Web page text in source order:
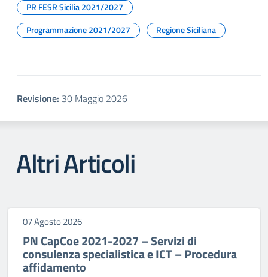
PR FESR Sicilia 2021/2027
Programmazione 2021/2027
Regione Siciliana
Revisione: 30 Maggio 2026
Altri Articoli
07 Agosto 2026
PN CapCoe 2021-2027 – Servizi di
consulenza specialistica e ICT – Procedura
affidamento